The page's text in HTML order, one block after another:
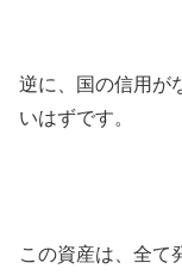
逆に、国の信用が
いはずです。
この資産は、全て